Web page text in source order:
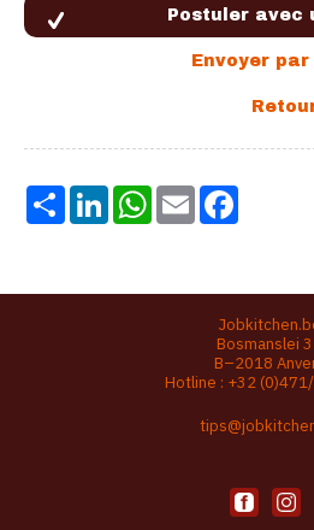
Share LinkedInWhatsApp
Email
Bosmanslei
B–2018
Hotline : +32